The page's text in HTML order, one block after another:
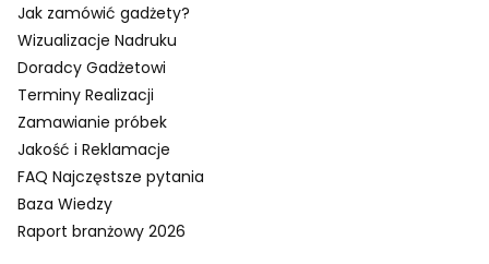
Jak zamówić gadżety?
Wizualizacje Nadruku
Doradcy Gadżetowi
Terminy Realizacji
Zamawianie próbek
Jakość i Reklamacje
FAQ Najczęstsze pytania
Baza Wiedzy
Raport branżowy 2026